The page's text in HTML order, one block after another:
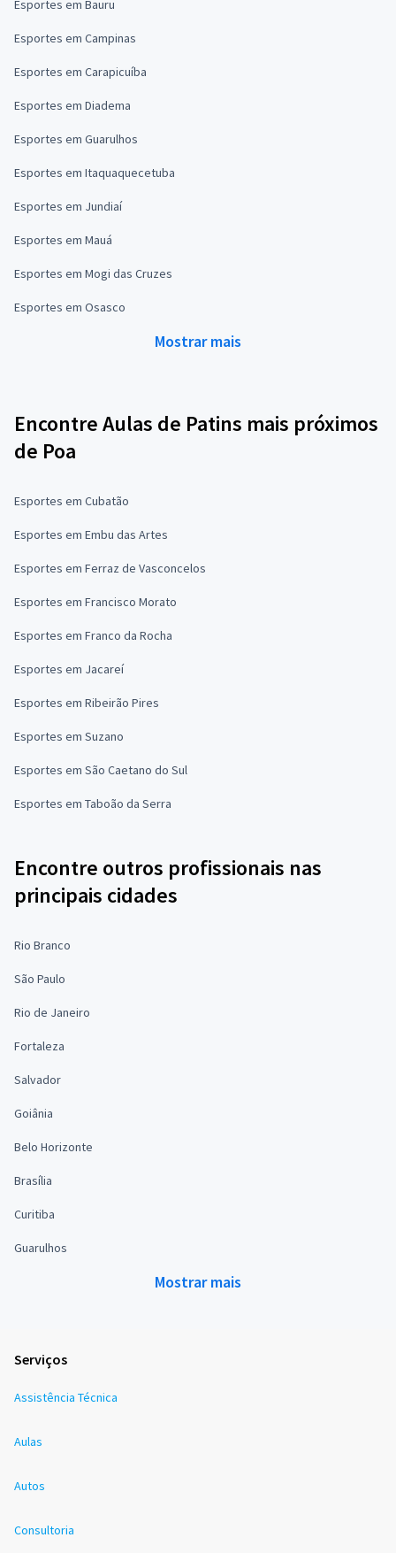
Esportes em Bauru
Esportes em Campinas
Esportes em Carapicuíba
Esportes em Diadema
Esportes em Guarulhos
Esportes em Itaquaquecetuba
Esportes em Jundiaí
Esportes em Mauá
Esportes em Mogi das Cruzes
Esportes em Osasco
Mostrar mais
Encontre Aulas de Patins mais próximos
de Poa
Esportes em Cubatão
Esportes em Embu das Artes
Esportes em Ferraz de Vasconcelos
Esportes em Francisco Morato
Esportes em Franco da Rocha
Esportes em Jacareí
Esportes em Ribeirão Pires
Esportes em Suzano
Esportes em São Caetano do Sul
Esportes em Taboão da Serra
Encontre outros profissionais nas
principais cidades
Rio Branco
São Paulo
Rio de Janeiro
Fortaleza
Salvador
Goiânia
Belo Horizonte
Brasília
Curitiba
Guarulhos
Mostrar mais
Serviços
Assistência Técnica
Aulas
Autos
Consultoria